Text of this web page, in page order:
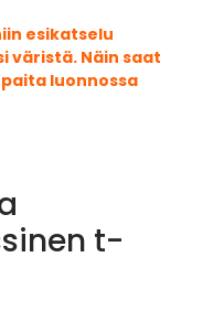
esikatselu
väristä. Näin saat
luonnossa
t-